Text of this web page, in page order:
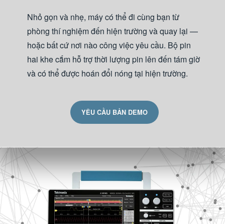
Nhỏ gọn và nhẹ, máy có thể đi cùng bạn từ
phòng thí nghiệm đến hiện trường và quay lại —
hoặc bất cứ nơi nào công việc yêu cầu. Bộ pin
hai khe cắm hỗ trợ thời lượng pin lên đến tám giờ
và có thể được hoán đổi nóng tại hiện trường.
YÊU CẦU BẢN DEMO